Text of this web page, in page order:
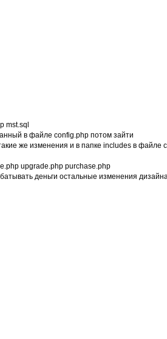
mst.sql
в файле config.php потом зайти
же изменения и в папке includes в файле
upgrade.php purchase.php
деньги остальные изменения